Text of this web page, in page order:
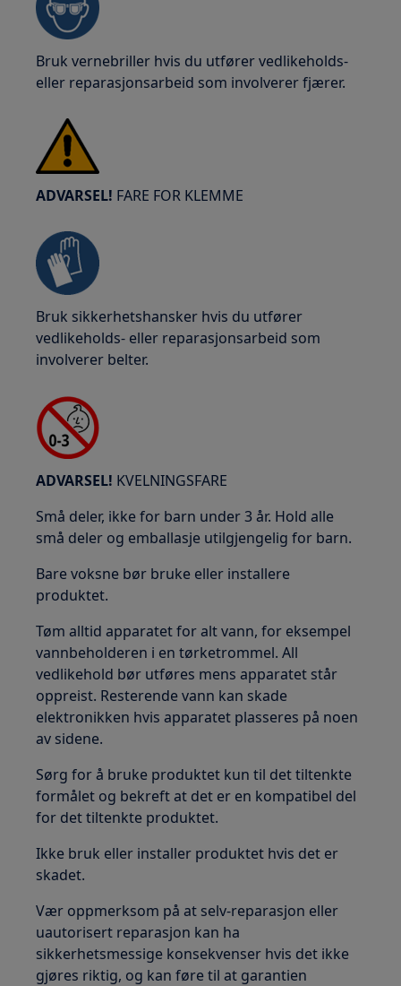
Bruk vernebriller hvis du utfører vedlikeholds-
eller reparasjonsarbeid som involverer fjærer.
ADVARSEL! FARE FOR KLEMME
Bruk sikkerhetshansker hvis du utfører
vedlikeholds- eller reparasjonsarbeid som
involverer belter.
ADVARSEL! KVELNINGSFARE
Små deler, ikke for barn under 3 år. Hold alle
små deler og emballasje utilgjengelig for barn.
Bare voksne bør bruke eller installere
produktet.
Tøm alltid apparatet for alt vann, for eksempel
vannbeholderen i en tørketrommel. All
vedlikehold bør utføres mens apparatet står
oppreist. Resterende vann kan skade
elektronikken hvis apparatet plasseres på noen
av sidene.
Sørg for å bruke produktet kun til det tiltenkte
formålet og bekreft at det er en kompatibel del
for det tiltenkte produktet.
Ikke bruk eller installer produktet hvis det er
skadet.
Vær oppmerksom på at selv-reparasjon eller
uautorisert reparasjon kan ha
sikkerhetsmessige konsekvenser hvis det ikke
gjøres riktig, og kan føre til at garantien